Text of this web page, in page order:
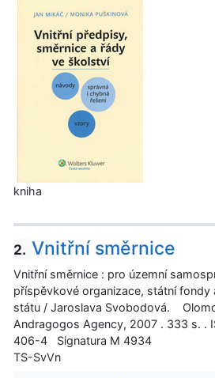
kniha
2. Vnitřní směrnice
Vnitřní směrnice : pro územní
příspěvkové organizace, státní fondy
státu / Jaroslava Svobodová.
Andragogos Agency, 2007 . 333 s. .
406-4 Signatura M 4934
TS-SvVn